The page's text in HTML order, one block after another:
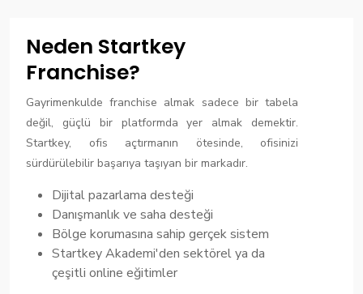
Neden Startkey
Franchise?
Gayrimenkulde franchise almak sadece bir tabela
değil, güçlü bir platformda yer almak demektir.
Startkey, ofis açtırmanın ötesinde, ofisinizi
sürdürülebilir başarıya taşıyan bir markadır.
Dijital pazarlama desteği
Danışmanlık ve saha desteği
Bölge korumasına sahip gerçek sistem
Startkey Akademi'den sektörel ya da
çeşitli online eğitimler